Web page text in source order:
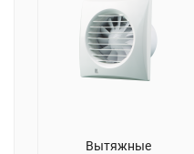
Вытяжные